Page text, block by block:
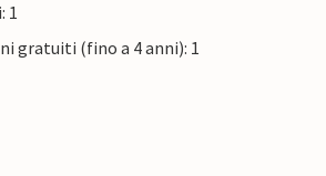
1
gratuiti (fino a 4 anni): 1